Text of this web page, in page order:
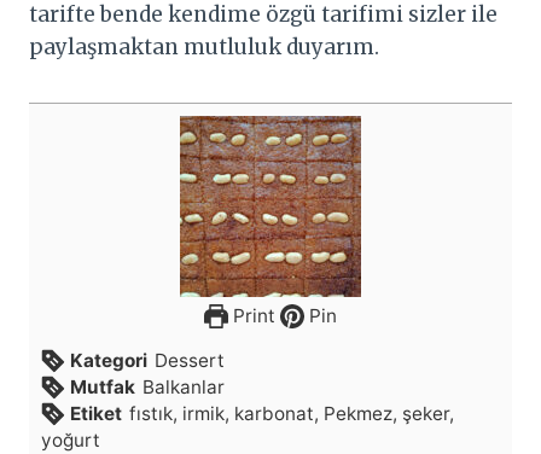
tarifte bende kendime özgü tarifimi sizler ile
paylaşmaktan mutluluk duyarım.
Print
Pin
Kategori Dessert
Mutfak Balkanlar
Etiket fıstık, irmik, karbonat, Pekmez, şeker,
yoğurt